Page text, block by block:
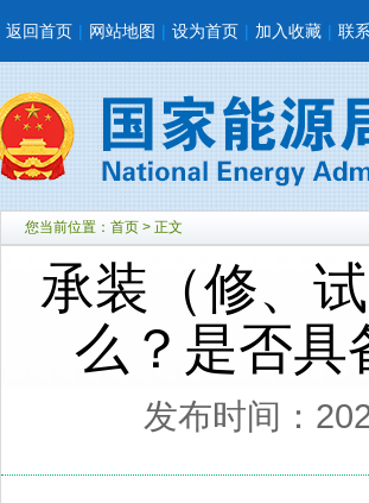
返回首页 | 网站地图 | 设为首页 | 加入收藏 | 联
您当前位置： 首页 > 正文
承装（修、
么？是否具
发布时间：